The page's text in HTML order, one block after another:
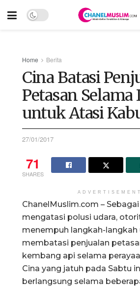
Home Berita
Cina Batasi
Petasan
untuk Atasi
27/01/2017
71
SHARES
ADVERTISEMENT
ChanelMuslim.com –
mengatasi polusi udara,
menempuh langkah-langkah
membatasi penjualan
kembang api selama
Cina yang jatuh pada Sabtu
berlangsung selama